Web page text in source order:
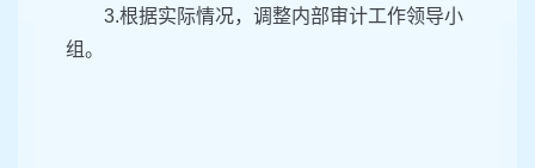
3.根据实际情况，调整内部审计工作领导小
组。